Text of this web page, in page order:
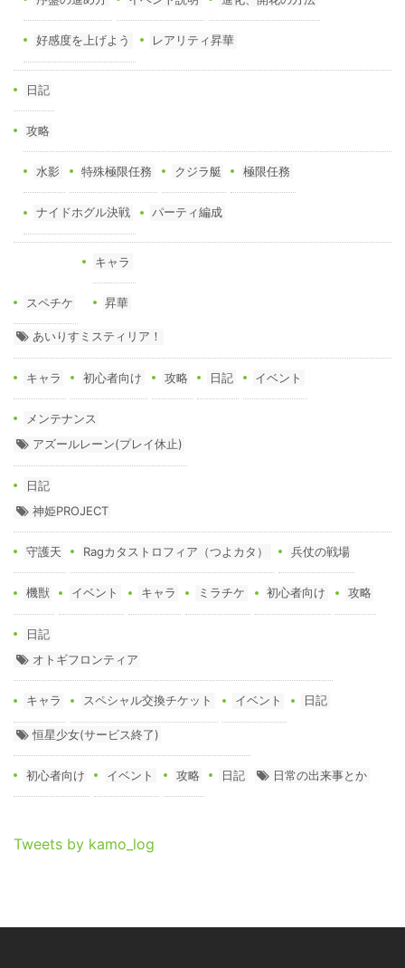
好感度を上げよう レアリティ昇華
日記
攻略
水影 特殊極限任務 クジラ艇 極限任務
ナイドホグル決戦 パーティ編成
スペチケ
キャラ
昇華
あいりすミスティリア！
キャラ 初心者向け 攻略 日記 イベント
メンテナンス
アズールレーン(プレイ休止)
日記
神姫PROJECT
守護天 Ragカタストロフィア（つよカタ） 兵仗の戦場
機獣 イベント キャラ ミラチケ 初心者向け 攻略
日記
オトギフロンティア
キャラ スペシャル交換チケット イベント 日記
恒星少女(サービス終了)
初心者向け イベント 攻略 日記 日常の出来事とか
Tweets by kamo_log